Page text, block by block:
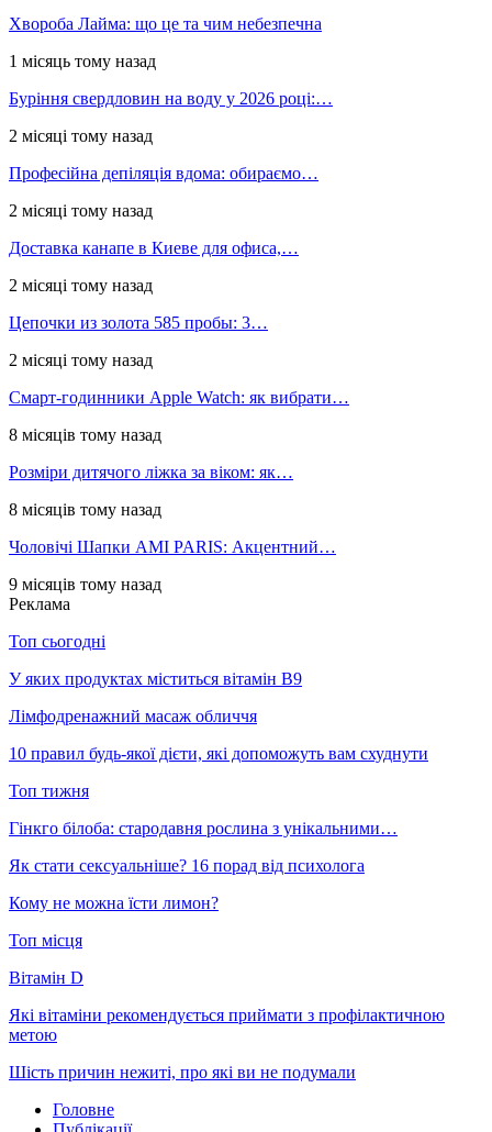
Хвороба Лайма: що це та чим небезпечна
1 місяць тому назад
Буріння свердловин на воду у 2026 році:…
2 місяці тому назад
Професійна депіляція вдома: обираємо…
2 місяці тому назад
Доставка канапе в Киеве для офиса,…
2 місяці тому назад
Цепочки из золота 585 пробы: 3…
2 місяці тому назад
Смарт-годинники Apple Watch: як вибрати…
8 місяців тому назад
Розміри дитячого ліжка за віком: як…
8 місяців тому назад
Чоловічі Шапки AMI PARIS: Акцентний…
9 місяців тому назад
Реклама
Топ сьогодні
У яких продуктах міститься вітамін В9
Лімфодренажний масаж обличчя
10 правил будь-якої дієти, які допоможуть вам схуднути
Топ тижня
Гінкго білоба: стародавня рослина з унікальними…
Як стати сексуальніше? 16 порад від психолога
Кому не можна їсти лимон?
Топ місця
Вітамін D
Які вітаміни рекомендується приймати з профілактичною
метою
Шість причин нежиті, про які ви не подумали
Головне